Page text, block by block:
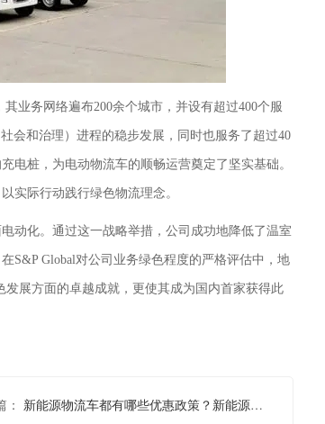
其业务网络遍布200余个城市，并设有超过400个服
会和治理）进程的稳步发展，同时也服务了超过40
电桩，为电动物流车的顺畅运营奠定了坚实基础。
实际行动践行绿色物流理念。
动化。通过这一战略举措，公司成功地降低了温室
S&P Global对公司业务绿色程度的严格评估中，地
发展方面的卓越成就，更使其成为国内首家获得此
： 新能源物流车都有哪些优惠政策？新能源物流车选哪家？